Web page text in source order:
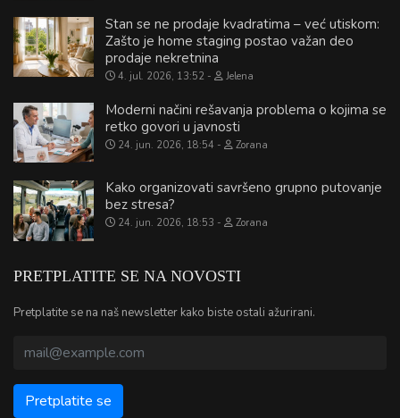
Stan se ne prodaje kvadratima – već utiskom:
Zašto je home staging postao važan deo
prodaje nekretnina
4. jul. 2026, 13:52 Jelena
Moderni načini rešavanja problema o kojima se
retko govori u javnosti
24. jun. 2026, 18:54 Zorana
Kako organizovati savršeno grupno putovanje
bez stresa?
24. jun. 2026, 18:53 Zorana
PRETPLATITE SE NA NOVOSTI
Pretplatite se na naš newsletter kako biste ostali ažurirani.